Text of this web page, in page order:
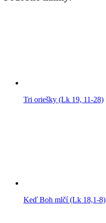
Tri oriešky (Lk 19, 11-28)
Keď Boh mlčí (Lk 18,1-8)